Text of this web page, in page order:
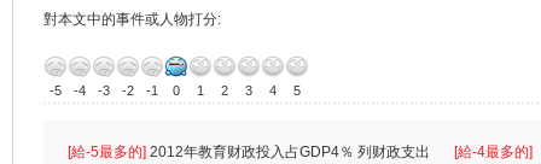
對本文中的事件或人物打分:
-5 -4 -3 -2 -1 0 1 2 3 4 5
[給-5最多的] 2012年教育财政投入占GDP4％ 列财政支出
[給-4最多的]